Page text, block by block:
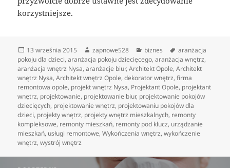
korzystniejsze.
Data
publikacji
13 września 2015 Autor
zapnowe528 Kategorie
biznes Tagi
aranżacja
pokoju dla dzieci,aranżacja pokoju dziecięcego,aranżacja wnętrz,
aranżacja wnętrz Nysa,aranżacje biur,Architekt Opole,Architekt
wnętrz Nysa,Architekt wnętrz Opole,dekorator wnętrz,firma
remontowa opole, projekt wnętrz Nysa, Projektant Opole, projektant
wnętrz, projektowanie, projektowanie biur, projektowanie pokojów
dziecięcych, projektowanie wnętrz, projektowaniu pokojów dla
dzieci, projekty wnętrz, projekty wnętrz mieszkalnych, remonty
kompleksowe, remonty mieszkań, remonty pod klucz, urządzanie
mieszkań, usługi remontowe,Wykończenia wnętrz,wykończenie
wnętrz,wystrój wnętrz